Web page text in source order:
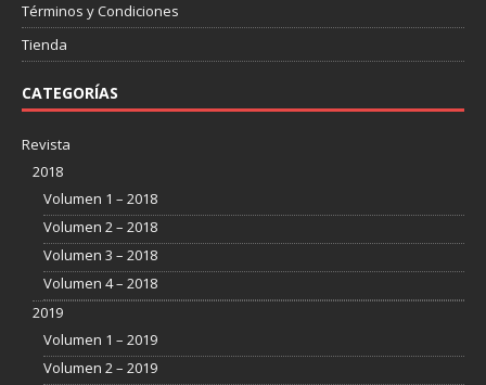
Términos y Condiciones
Tienda
CATEGORÍAS
Revista
2018
Volumen 1 – 2018
Volumen 2 – 2018
Volumen 3 – 2018
Volumen 4 – 2018
2019
Volumen 1 – 2019
Volumen 2 – 2019